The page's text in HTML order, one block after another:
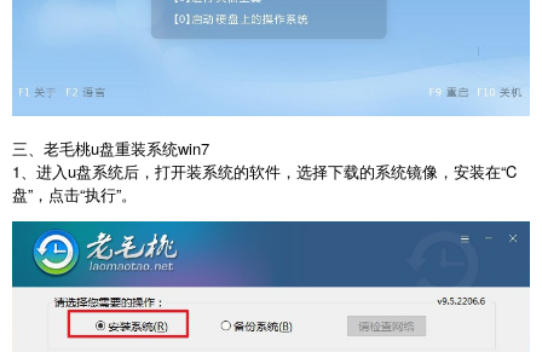
三、老毛桃u盘重装系统win7
1、进入u盘系统后，打开装系统的软件，选择下载的系统镜像，安装在“C
盘”，点击“执行”。